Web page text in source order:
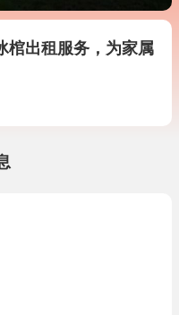
棺出租服务，为家属